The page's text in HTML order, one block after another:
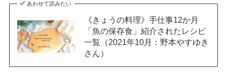
あわせて読みたい
《きょうの料理》手仕事12か月
「魚の保存食」紹介されたレシピ
一覧（2021年10月：野本やすゆき
さん）